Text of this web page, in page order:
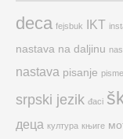
deca fejsbuk IKT
nastava na daljinu
nastava pisanje
srpski jezik đaci
деца култура књиге